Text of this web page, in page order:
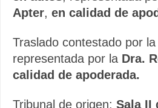
Apter, en calidad de
Traslado contestado por la
representada por la Dra.
calidad de apoderada.
Tribunal de origen: Sala II